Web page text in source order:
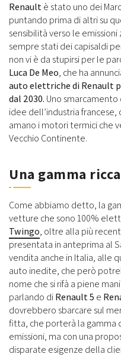
Renaultè stato uno dei
puntando prima di altri su
sensibilità verso le
sempre stati dei capisaldi
non vi è da stupirsi per le
Luca De Meo, che ha
auto elettriche di Renault
dal 2030. Uno
idee dell’industria
amano i motori termici che
Vecchio Continente.
Una gamma ricca
Come abbiamo detto, la
vetture che sono 100%
Twingo, oltre alla più
presentata in anteprima al
vendita anche in Italia, alle
auto inedite, che però
nome che si rifà a piene
parlando diRenault 5 e
dovrebbero sbarcare sul
fitta, che porterà la gamma
emissioni, ma con una
disparate esigenze della